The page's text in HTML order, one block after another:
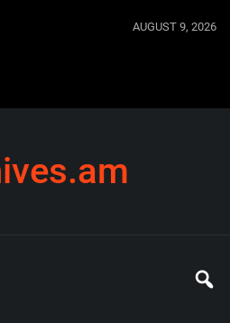
AUGUST 9, 2026